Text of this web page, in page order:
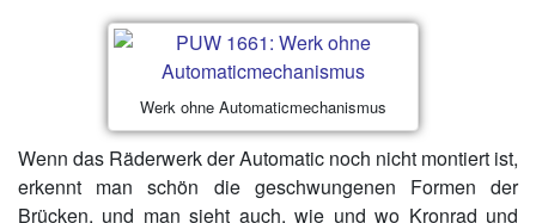
Werk ohne Automaticmechanismus
Wenn das Räderwerk der Automatic noch nicht montiert ist,
erkennt man schön die geschwungenen Formen der
Brücken, und man sieht auch, wie und wo Kronrad und